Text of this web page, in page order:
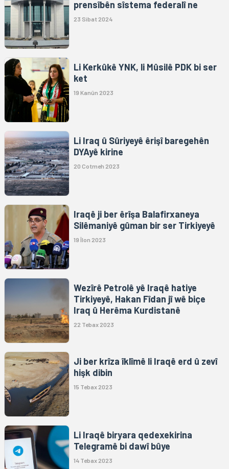
prensîbên sîstema federalî ne
23 Sibat 2024
Li Kerkûkê YNK, li Mûsilê PDK bi ser
ket
19 Kanûn 2023
Li Iraq û Sûriyeyê êrişî baregehên
DYAyê kirine
20 Cotmeh 2023
Iraqê ji ber êrîşa Balafirxaneya
Silêmaniyê gûman bir ser Tirkiyeyê
19 Îlon 2023
Wezîrê Petrolê yê Iraqê hatiye
Tirkiyeyê, Hakan Fîdan jî wê biçe
Iraq û Herêma Kurdistanê
22 Tebax 2023
Ji ber krîza îklîmê li Iraqê erd û zevî
hişk dibin
15 Tebax 2023
Li Iraqê biryara qedexekirina
Telegramê bi dawî bûye
14 Tebax 2023